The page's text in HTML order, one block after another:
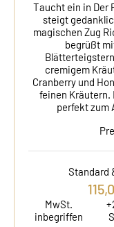
Taucht ein in Der
steigt
magischen Zug
begrüßt
cremigem
Cranberry und
feinen Kräutern.
perfekt zum
Standard
MwSt.
inbegriffen